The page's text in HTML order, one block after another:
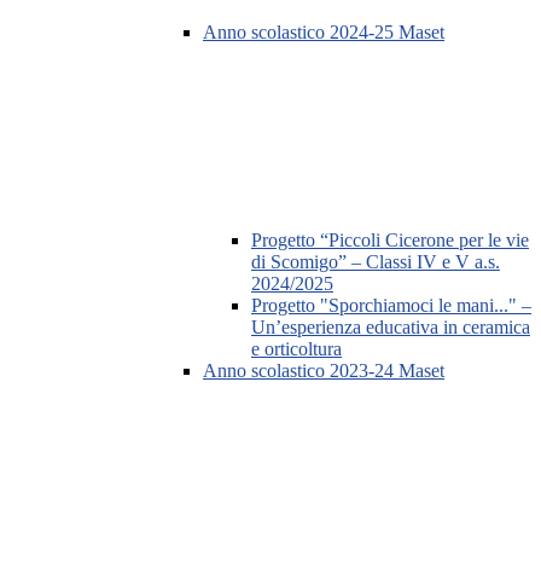
Anno scolastico 2024-25 Maset
Progetto “Piccoli Cicerone per le vie
di Scomigo” – Classi IV e V a.s.
2024/2025
Progetto "Sporchiamoci le mani..." –
Un’esperienza educativa in ceramica
e orticoltura
Anno scolastico 2023-24 Maset